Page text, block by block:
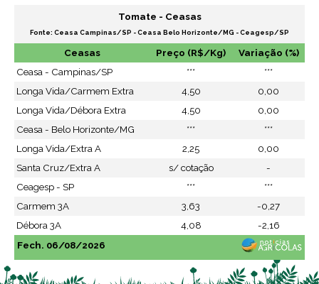
Tomate - Ceasas
Fonte: Ceasa Campinas/SP - Ceasa Belo Horizonte/MG - Ceagesp/SP
Ceasas Preço (R$/Kg)
Variação (%)
Ceasa - Campinas/SP
***
***
Longa Vida/Carmem Extra
4,50
0,00
Longa Vida/Débora Extra
4,50
0,00
Ceasa - Belo Horizonte/MG
***
***
Longa Vida/Extra A
2,25
0,00
Santa Cruz/Extra A
s/ cotação
-
Ceagesp - SP
***
***
Carmem 3A
3,63
-0,27
Débora 3A
4,08
-2,16
Fech. 06/08/2026